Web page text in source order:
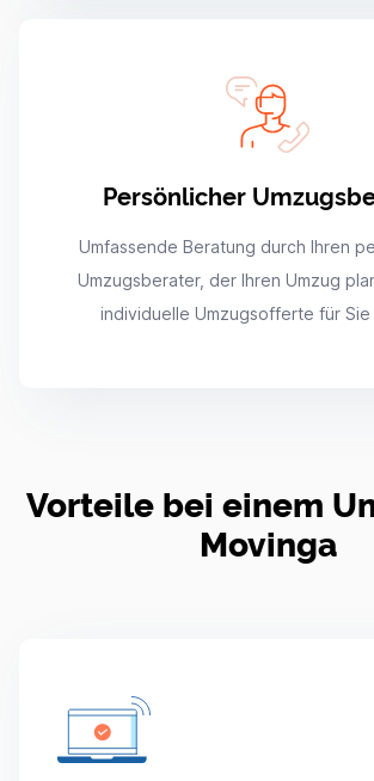
Persönlicher
Umfassende Beratung durch Ihren
Umzugsberater, der Ihren Umzug
individuelle Umzugsofferte für
Vorteile bei einem
Movinga